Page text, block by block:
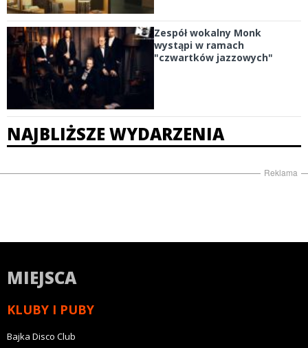
Zespół wokalny Monk
wystąpi w ramach
"czwartków jazzowych"
NAJBLIŻSZE WYDARZENIA
Reklama
MIEJSCA
KLUBY I PUBY
Bajka Disco Club